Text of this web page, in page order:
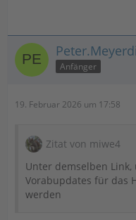
Anfänger
19. Februar 2026 um 17:58
Zitat von miwe4
Unter demselben
Vorabupdates für das
werden